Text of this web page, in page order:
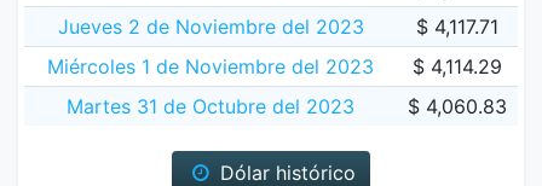
Jueves 2 de Noviembre del 2023
$ 4,117.71
Miércoles 1 de Noviembre del 2023
$ 4,114.29
Martes 31 de Octubre del 2023
$ 4,060.83
Dólar histórico